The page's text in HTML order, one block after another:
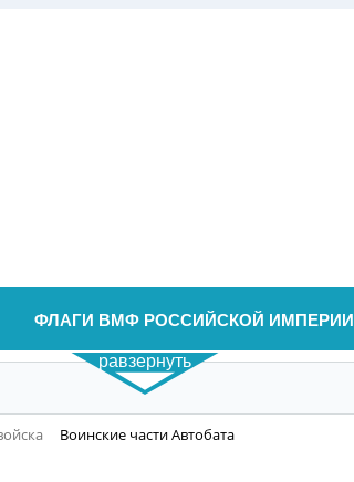
ФЛАГИ ВМФ РОССИЙСКОЙ ИМПЕРИИ
равзернуть
Воинские части Автобата